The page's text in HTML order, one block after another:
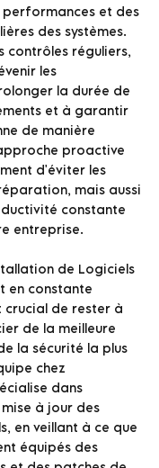
et des
des systèmes.
contrôles réguliers,
les
la durée de
et à garantir
de manière
proactive
d'éviter les
mais aussi
constante
entreprise.
de Logiciels
en constante
crucial de rester à
de la meilleure
la sécurité la plus
chez
dans
à jour des
en veillant à ce que
équipés des